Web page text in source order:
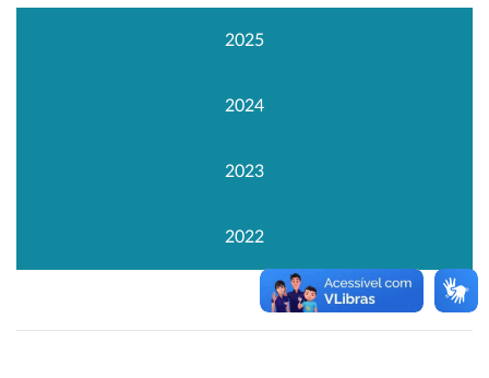
2025
2024
2023
2022